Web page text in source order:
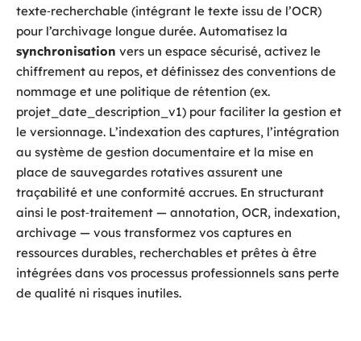
texte‑recherchable (intégrant le texte issu de l’OCR)
pour l’archivage longue durée. Automatisez la
synchronisation vers un espace sécurisé, activez le
chiffrement au repos, et définissez des conventions de
nommage et une politique de rétention (ex.
projet_date_description_v1) pour faciliter la gestion et
le versionnage. L’indexation des captures, l’intégration
au système de gestion documentaire et la mise en
place de sauvegardes rotatives assurent une
traçabilité et une conformité accrues. En structurant
ainsi le post‑traitement — annotation, OCR, indexation,
archivage — vous transformez vos captures en
ressources durables, recherchables et prêtes à être
intégrées dans vos processus professionnels sans perte
de qualité ni risques inutiles.